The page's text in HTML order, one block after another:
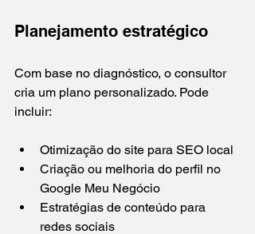
Planejamento estratégico
Com base no diagnóstico, o consultor
cria um plano personalizado. Pode
incluir:
Otimização do site para SEO local
Criação ou melhoria do perfil no
Google Meu Negócio
Estratégias de conteúdo para
redes sociais